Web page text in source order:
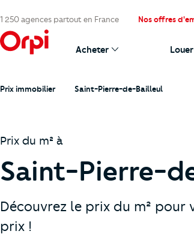
1 250 agences partout en France Nos offres
Acheter Louer
Prix immobilier Saint-Pierre-de-Bailleul
Prix du m² à
Saint-Pierre-
Découvrez le prix du m²
prix !